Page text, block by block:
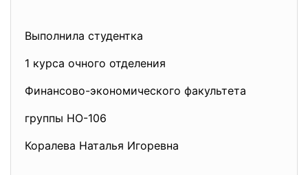
Выполнила студентка
1 курса очного отделения
Финансово-экономического факультета
группы НО-106
Коралева Наталья Игоревна